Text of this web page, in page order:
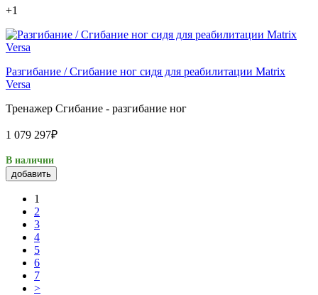
+1
Разгибание / Сгибание ног сидя для реабилитации Matrix
Versa
Тренажер Сгибание - разгибание ног
1 079 297₽
В наличии
добавить
1
2
3
4
5
6
7
>